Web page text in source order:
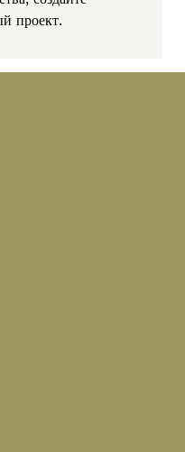
проект.